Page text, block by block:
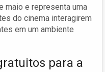
maio e representa uma
do cinema interagirem
em um ambiente
para a